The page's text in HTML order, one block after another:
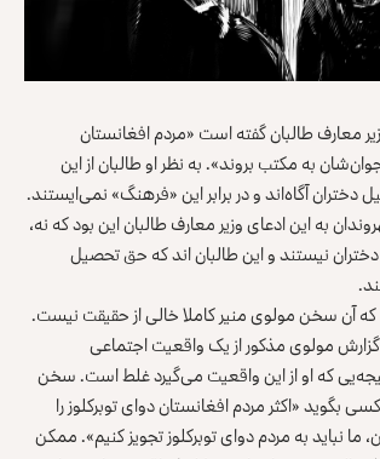
معارف طالبان گفته است «مردم افغانستان
به مکتب بروند». به نظر او طالبان از این
دختران آگاه‌اند و در برابر این «فرهنگ» نمی‌ایستند.
به این ادعای وزیر معارف طالبان این بود که نه،
نیستند و این طالبان ‌اند که حق تحصیل
آن سخن مولوی منیر کاملا خالی از حقیقت نیست.
مولوی مذکور از یک واقعیت اجتماعی
که او از این واقعیت می‌گیرد غلط است. سخن
بگوید «اکثر مردم افغانستان دوای توبرکلوز را
ما نباید به مردم دوای توبرکلوز تجویز کنیم». ممکن